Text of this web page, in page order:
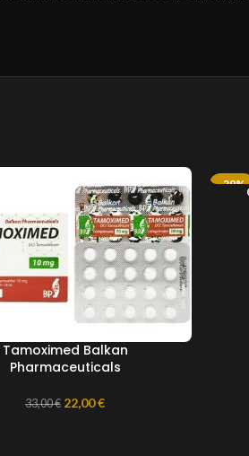
Tamoximed Balkan
Pharmaceuticals
33,00€ 22,00€
-29%